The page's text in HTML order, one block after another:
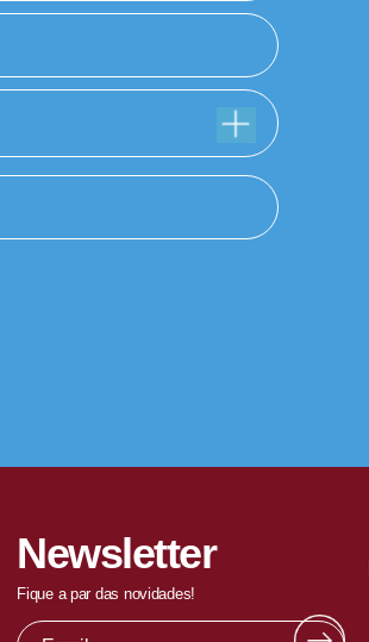
Newsletter
Fique a par das novidades!